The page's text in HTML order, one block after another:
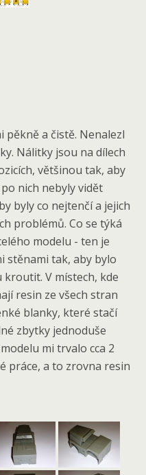
pěkně a čistě. Nenalezl
Nálitky jsou na dílech
většinou tak, aby
nich nebyly vidět
byly co nejtenčí a jejich
problémů. Co se týká
modelu - ten je
stěnami tak, aby bylo
kroutit. V místech, kde
resin ze všech stran
blanky, které stačí
zbytky jednoduše
mi trvalo cca 2
práce, a to zrovna resin